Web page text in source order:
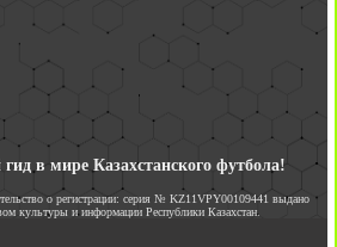
в мире Казахстанского футбола!
о регистрации: серия № KZ11VPY00109441 выдано
культуры и информации Республики Казахстан.